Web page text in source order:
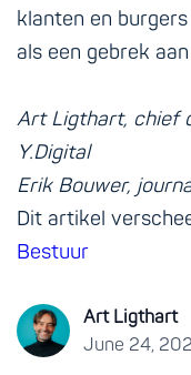
klanten en
als een gebrek
Art Ligthart, chief
Y.Digital
Erik Bouwer,
Dit artikel
Bestuur
Art Ligthart
June 24,